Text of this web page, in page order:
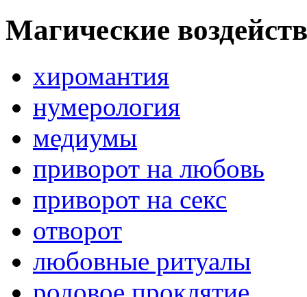
Магические
хиромантия
нумерология
медиумы
приворот на любовь
приворот на секс
отворот
любовные ритуалы